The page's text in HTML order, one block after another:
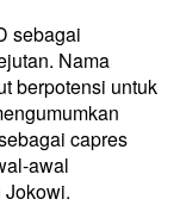
sebagai
Nama
berpotensi untuk
capres
awal